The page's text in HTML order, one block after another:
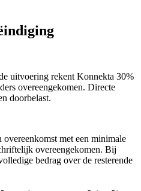
uitvoering rekent Konnekta 30%
overeengekomen. Directe
doorbelast.
met een minimale
overeengekomen. Bij
bedrag over de resterende